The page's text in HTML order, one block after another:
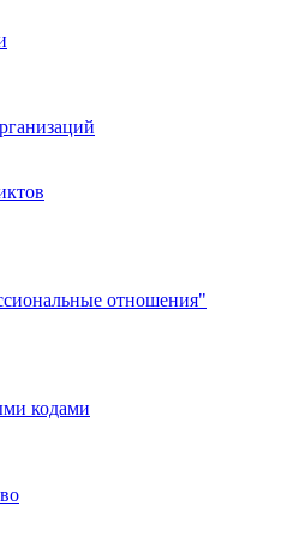
отношения"
кодами